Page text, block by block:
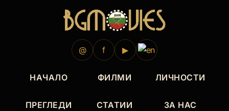
@ f ▶
НАЧАЛО ФИЛМИ ЛИЧНОСТИ
ПРЕГЛЕДИ СТАТИИ ЗА НАС